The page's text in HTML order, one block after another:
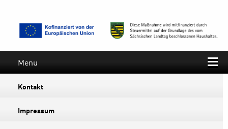
Menu
Kontakt
Impressum